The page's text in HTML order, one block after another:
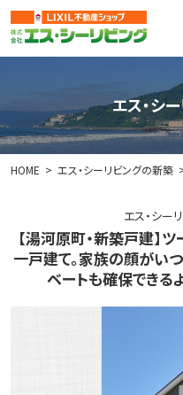
エス・シ
HOME エス・シーリビングの新築
エス・シー
【湯河原町・新築戸建】
一戸建て。家族の顔がい
ベートも確保できる